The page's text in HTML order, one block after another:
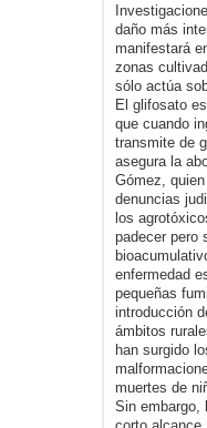
daño más
manifestará
zonas
sólo actúa
El glifosato
que cuando
transmite de
asegura la
Gómez,
denuncias
los
padecer pero
enfermedad
pequeñas
introducción
ámbitos
han surgido
muertes de
Sin embargo,